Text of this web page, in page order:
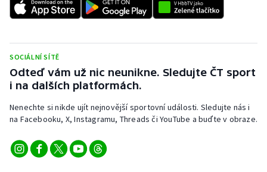
SOCIÁLNÍ SÍTĚ
Odteď vám už nic neunikne. Sledujte ČT sport
i na dalších platformách.
Nenechte si nikde ujít nejnovější sportovní události. Sledujte nás i
na Facebooku, X, Instagramu, Threads či YouTube a buďte v obraze.